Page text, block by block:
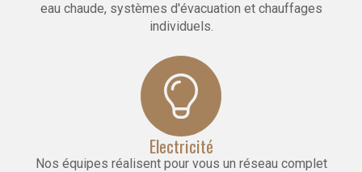
eau chaude, systèmes d'évacuation et chauffages
individuels.
Electricité
Nos équipes réalisent pour vous un réseau complet